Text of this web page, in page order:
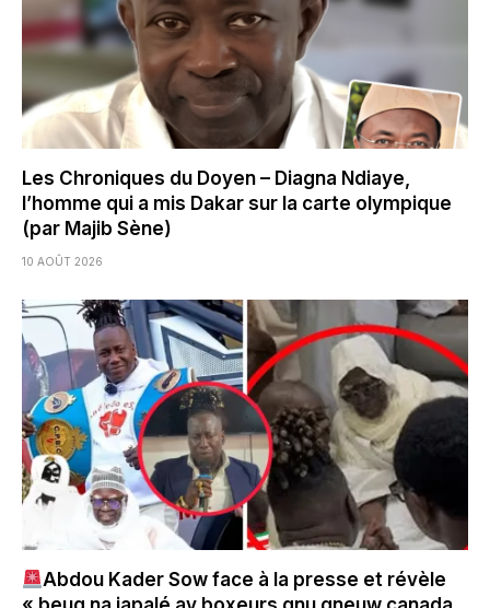
Les Chroniques du Doyen – Diagna Ndiaye,
l’homme qui a mis Dakar sur la carte olympique
(par Majib Sène)
10 AOÛT 2026
Abdou Kader Sow face à la presse et révèle